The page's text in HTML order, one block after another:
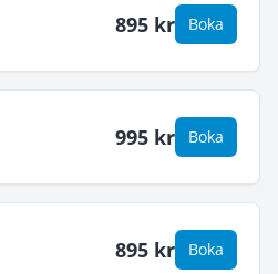
895 kr Boka
995 kr Boka
895 kr Boka